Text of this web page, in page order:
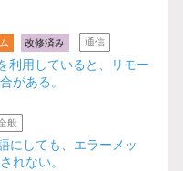
改修済み 通信
利用していると、リモー
がある。
般
にしても、エラーメッ
れない。